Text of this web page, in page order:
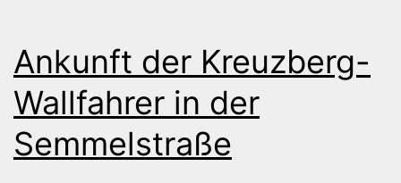
Ankunft der Kreuzberg-
Wallfahrer in der
Semmelstraße